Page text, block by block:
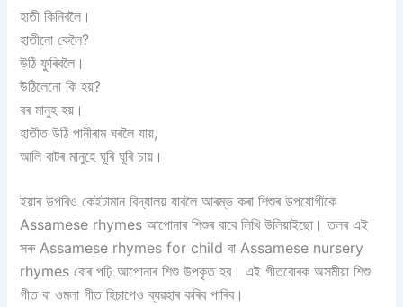
হাতী কিনিবলৈ।
হাতীনো কেলৈ?
উঠি ফুৰিবলৈ।
উঠিলেনো কি হয়?
বৰ মানুহ হয়।
হাতীত উঠি পানীৰাম ঘৰলৈ যায়,
আলি বাটৰ মানুহে ঘূৰি ঘূৰি চায়।
ইয়াৰ উপৰিও কেইটামান বিদ্যালয় যাবলৈ আৰম্ভ কৰা শিশুৰ উপযোগীকৈ
Assamese rhymes আপোনাৰ শিশুৰ বাবে লিখি উলিয়াইছো। তলৰ এই
সৰু Assamese rhymes for child বা Assamese nursery
rhymes বোৰ পঢ়ি আপোনাৰ শিশু উপকৃত হব। এই গীতবোৰক অসমীয়া শিশু
গীত বা ওমলা গীত হিচাপেও ব্যৱহাৰ কৰিব পাৰিব।